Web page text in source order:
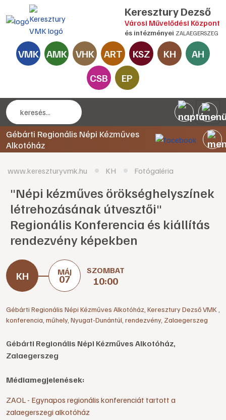
Keresztury Dezső
Városi Művelődési Központ
és intézményei ZALAEGERSZEG
VMK AMK VHK ART KSZ KH
AH
CSB
EP
Gébárti Regionális Népi Kézműves
Alkotóház
www.kereszturyvmk.hu KH Fotógaléria
"Népi kézműves örökséghelyszínek
létrehozásának útvesztői"
Regionális Konferencia és kiállítás
rendezvény képekben
MÁJ
07
SZOMBAT
10:00
Gébárti Regionális Népi Kézműves Alkotóház Keresztury Dezső VMK
konferencia műhely, Nyugat-Dunántúl rendezvény, Zalaegerszeg
Gébárti Regionális Népi Kézműves Alkotóház,
Zalaegerszeg
Médiamegjelenések:
ZAOL - Egynapos regionális konferenciát tartott a
zalaegerszegi alkotóház